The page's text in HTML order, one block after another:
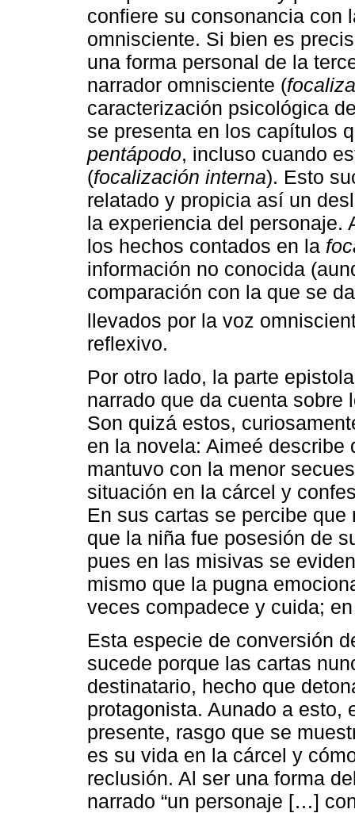
confiere su consonancia con
omnisciente. Si bien es
una forma personal de la
narrador omnisciente (
caracterización psicológica
se presenta en los capítulos
pentápodo, incluso cuando
(focalización interna). Esto
relatado y propicia así un
la experiencia del personaje.
los hechos contados en la
información no conocida
comparación con la que se
llevados por la voz
reflexivo.
Por otro lado, la parte
narrado que da cuenta sobre
Son quizá estos,
en la novela: Aimeé
mantuvo con la menor
situación en la cárcel y
En sus cartas se percibe
que la niña fue posesión de
pues en las misivas se
mismo que la pugna
veces compadece y cuida;
Esta especie de conversión
sucede porque las cartas
destinatario, hecho que
protagonista. Aunado a esto,
presente, rasgo que se
es su vida en la cárcel y
reclusión. Al ser una forma
narrado “un personaje […]